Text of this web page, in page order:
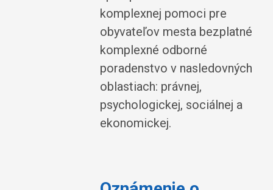
komplexnej pomoci pre
obyvateľov mesta bezplatné
komplexné odborné
poradenstvo v nasledovných
oblastiach: právnej,
psychologickej, sociálnej a
ekonomickej.